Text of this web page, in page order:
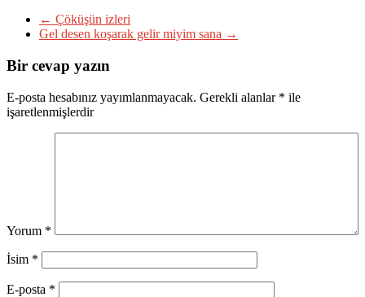
← Çöküşün izleri
Gel desen koşarak gelir miyim sana →
Bir cevap yazın
E-posta hesabınız yayımlanmayacak. Gerekli alanlar * ile
işaretlenmişlerdir
Yorum *
İsim *
E-posta *